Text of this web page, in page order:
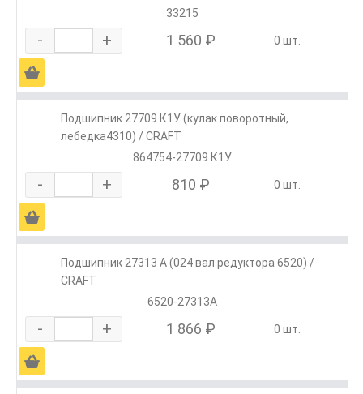
33215
- + 1 560 ₽ 0 шт.
Ä
Подшипник 27709 К1У (кулак поворотный,
лебедка4310) / CRAFT
864754-27709 К1У
- + 810 ₽ 0 шт.
Ä
Подшипник 27313 А (024 вал редуктора 6520) /
CRAFT
6520-27313А
- + 1 866 ₽ 0 шт.
Ä